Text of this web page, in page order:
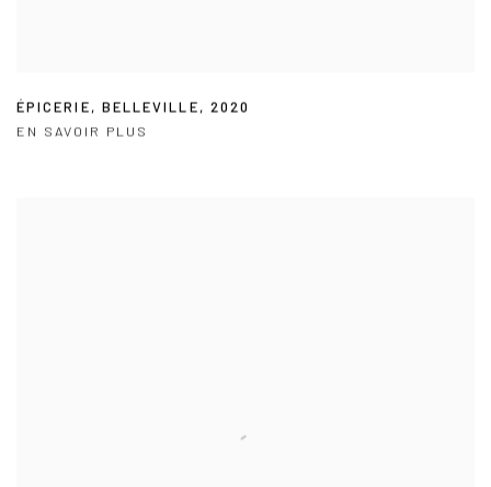
ÉPICERIE, BELLEVILLE, 2020
EN SAVOIR PLUS